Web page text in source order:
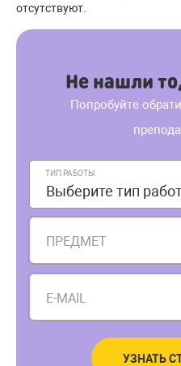
отсутствуют.
Не нашли
Попробуйте
ТИП РАБОТЫ
Выберите тип
ПРЕДМЕТ
E-MAIL
УЗНАТЬ